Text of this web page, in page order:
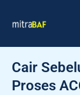
Cair
Proses